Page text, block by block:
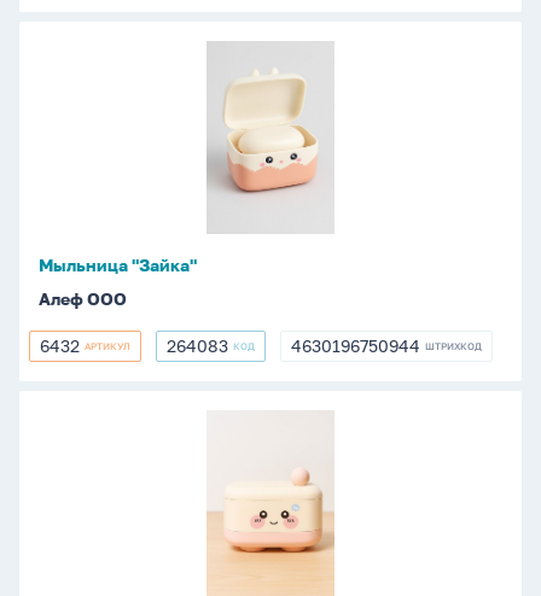
Мыльница "Зайка"
Алеф ООО
6432
6432 АРТИКУЛ 264083
264083 КОД 4630196750944
4630196750944 ШТРИХКОД